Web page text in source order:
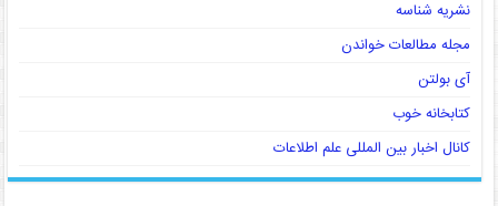
نشریه شناسه
مجله مطالعات خواندن
آی بولتن
کتابخانه خوب
کانال اخبار بین المللی علم اطلاعات